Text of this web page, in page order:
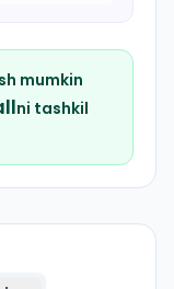
mumkin
ni tashkil